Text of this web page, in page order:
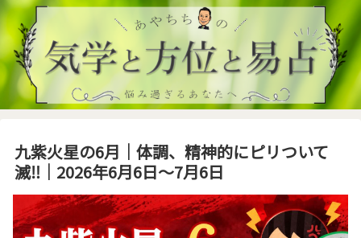
九紫火星の6月｜体調、精神的にピリついて
滅‼️｜2026年6月6日～7月6日